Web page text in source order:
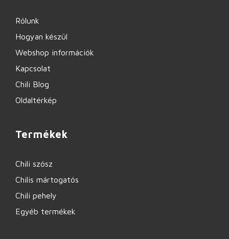
Rólunk
Hogyan készül
Webshop információk
Kapcsolat
Chili Blog
Oldaltérkép
Termékek
Chili szósz
Chilis mártogatós
Chili pehely
Egyéb termékek